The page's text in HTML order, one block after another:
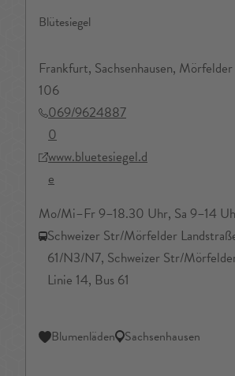
Blütesiegel
Frankfurt, Sachsenhausen,
106
069/9624887
0
www.bluetesiegel.d
e
Mo/Mi–Fr 9–18.30 Uhr, Sa 9–14
Schweizer Str/Mörfelder
61/N3/N7, Schweizer Str/
Linie 14, Bus 61
Blumenläden Sachsenhausen